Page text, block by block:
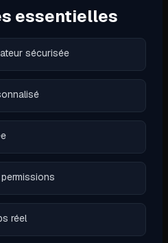
essentielles
sécurisée
réel